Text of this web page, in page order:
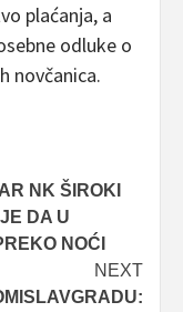
plaćanja, a
odluke o
novčanica.
NK ŠIROKI
DA U
NOĆI
NEXT